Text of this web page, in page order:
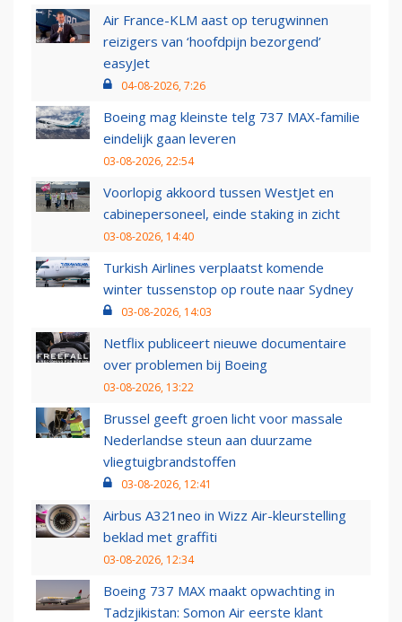
Air France-KLM aast op terugwinnen
reizigers van ‘hoofdpijn bezorgend’
easyJet
04-08-2026, 7:26
Boeing mag kleinste telg 737 MAX-familie
eindelijk gaan leveren
03-08-2026, 22:54
Voorlopig akkoord tussen WestJet en
cabinepersoneel, einde staking in zicht
03-08-2026, 14:40
Turkish Airlines verplaatst komende
winter tussenstop op route naar Sydney
03-08-2026, 14:03
Netflix publiceert nieuwe documentaire
over problemen bij Boeing
03-08-2026, 13:22
Brussel geeft groen licht voor massale
Nederlandse steun aan duurzame
vliegtuigbrandstoffen
03-08-2026, 12:41
Airbus A321neo in Wizz Air-kleurstelling
beklad met graffiti
03-08-2026, 12:34
Boeing 737 MAX maakt opwachting in
Tadzjikistan: Somon Air eerste klant